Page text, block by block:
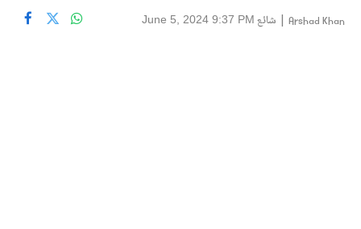
Arshad Khan
| شائع June 5, 2024 9:37 PM